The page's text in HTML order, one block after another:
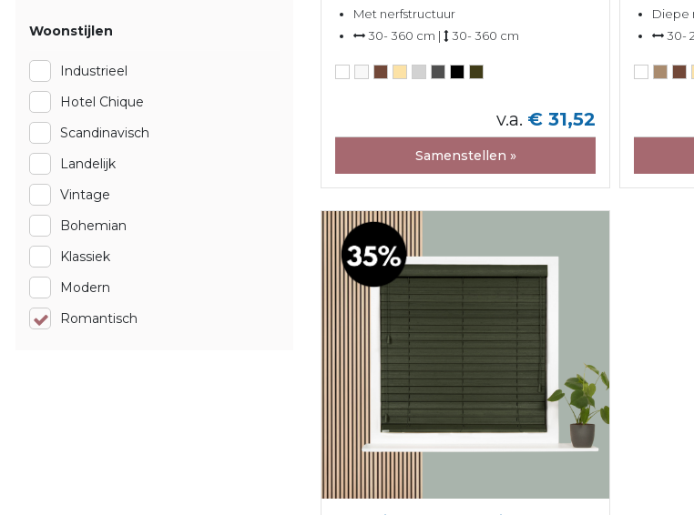
Woonstijlen
Industrieel
Hotel Chique
Scandinavisch
Landelijk
Vintage
Bohemian
Klassiek
Modern
Romantisch
Met nerfstructuur
30- 360 cm |
30- 360 cm
v.a. € 31,52
Samenstellen »
Diepe
30-